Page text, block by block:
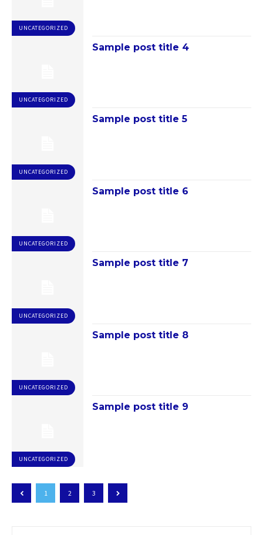
UNCATEGORIZED
UNCATEGORIZED
Sample post title 4
UNCATEGORIZED
Sample post title 5
UNCATEGORIZED
Sample post title 6
UNCATEGORIZED
Sample post title 7
UNCATEGORIZED
Sample post title 8
UNCATEGORIZED
Sample post title 9
1 2 3